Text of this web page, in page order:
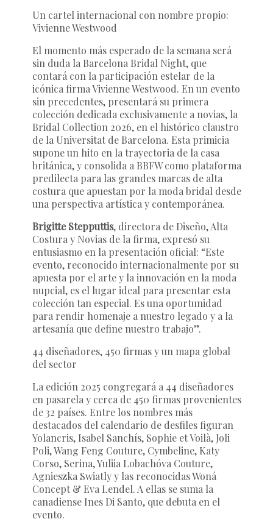
Un cartel internacional con nombre propio:
Vivienne Westwood
El momento más esperado de la semana será
sin duda la Barcelona Bridal Night, que
contará con la participación estelar de la
icónica firmaVivienne Westwood. En un evento
sin precedentes, presentará su primera
colección dedicada exclusivamente a novias, la
Bridal Collection 2026, en el histórico claustro
de la Universitat de Barcelona. Esta primicia
supone un hito en la trayectoria de la casa
británica, y consolida a BBFW como plataforma
predilecta para las grandes marcas de alta
costura que apuestan por la moda bridal desde
una perspectiva artística y contemporánea.
Brigitte Stepputtis, directora de Diseño, Alta
Costura y Novias de la firma, expresó su
entusiasmo en la presentación oficial: “Este
evento, reconocido internacionalmente por su
apuesta por el arte y la innovación en la moda
nupcial, es el lugar ideal para presentar esta
colección tan especial. Es una oportunidad
para rendir homenaje a nuestro legado y a la
artesanía que define nuestro trabajo”.
44 diseñadores, 450 firmas y un mapa global
del sector
La edición 2025 congregará a 44 diseñadores
en pasarela y cerca de 450 firmas provenientes
de 32 países. Entre los nombres más
destacados del calendario de desfiles figuran
Yolancris, Isabel Sanchís, Sophie et Voilà, Joli
Poli,Wang Feng Couture, Cymbeline, Katy
Corso, Serina,Yuliia Lobachóva Couture,
Agnieszka Swiatlyy las reconocidasWoná
Concept& Eva Lendel. A ellas se suma la
canadiense Ines Di Santo, que debuta en el
evento.